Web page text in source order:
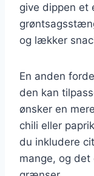
give dippen et
og lækker
En anden
den kan
ønsker en
chili eller
du inkludere
mange, og